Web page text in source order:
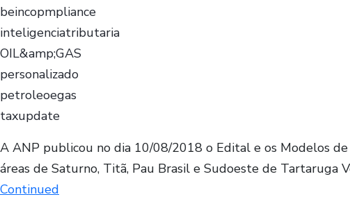
beincopmpliance
inteligenciatributaria
OIL&amp;GAS
personalizado
petroleoegas
taxupdate
A ANP publicou no dia 10/08/2018 o Edital e os Modelos
áreas de Saturno, Titã, Pau Brasil e Sudoeste de Tartaruga
Continued